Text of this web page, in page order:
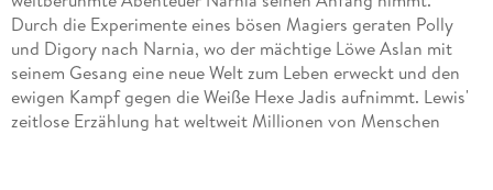
Durch die Experimente eines bösen Magiers geraten Polly
und Digory nach Narnia, wo der mächtige Löwe Aslan mit
seinem Gesang eine neue Welt zum Leben erweckt und den
ewigen Kampf gegen die Weiße Hexe Jadis aufnimmt. Lewis'
zeitlose Erzählung hat weltweit Millionen von Menschen